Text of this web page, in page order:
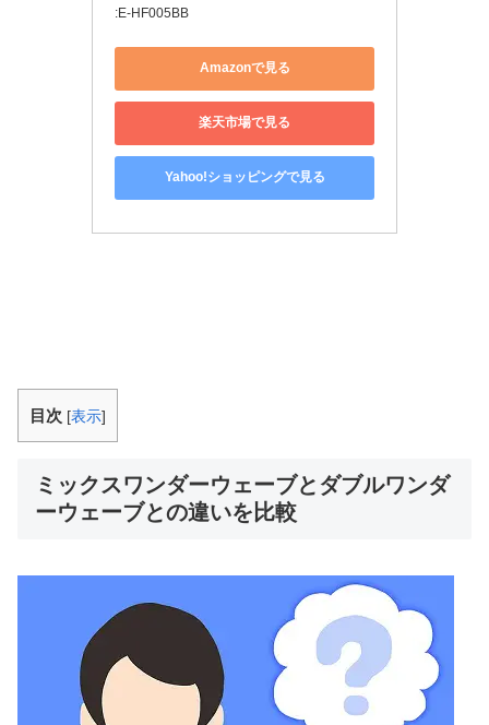
:E-HF005BB
Amazonで見る
楽天市場で見る
Yahoo!ショッピングで見る
目次 [表示]
ミックスワンダーウェーブとダブルワンダ
ーウェーブとの違いを比較